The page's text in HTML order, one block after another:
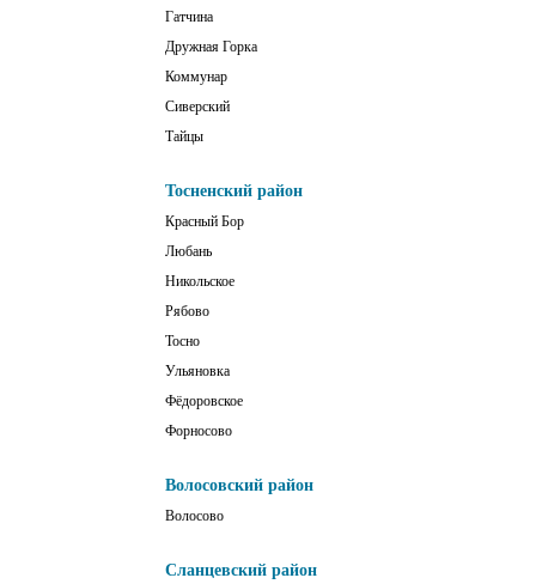
Гатчина
Дружная Горка
Коммунар
Сиверский
Тайцы
Тосненский район
Красный Бор
Любань
Никольское
Рябово
Тосно
Ульяновка
Фёдоровское
Форносово
Волосовский район
Волосово
Сланцевский район